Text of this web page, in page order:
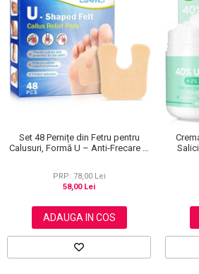
Set 48 Pernițe din Fetru pentru
Calusuri, Formă U – Anti-Frecare și
PRP: 78,00 Lei
58,00 Lei
ADAUGA IN COS